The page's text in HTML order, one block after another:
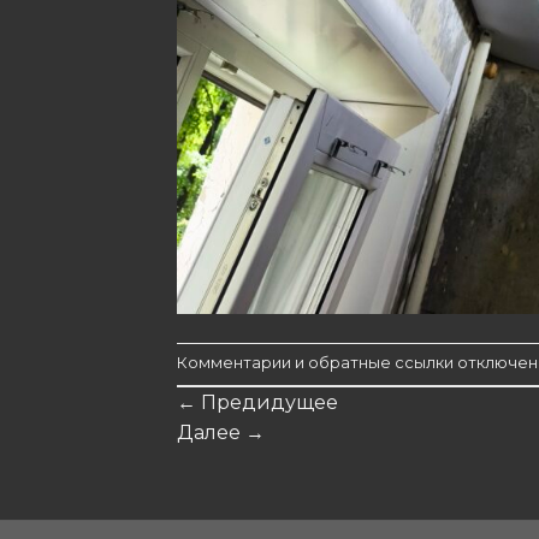
Комментарии и обратные ссылки
← Предидущее
Далее →